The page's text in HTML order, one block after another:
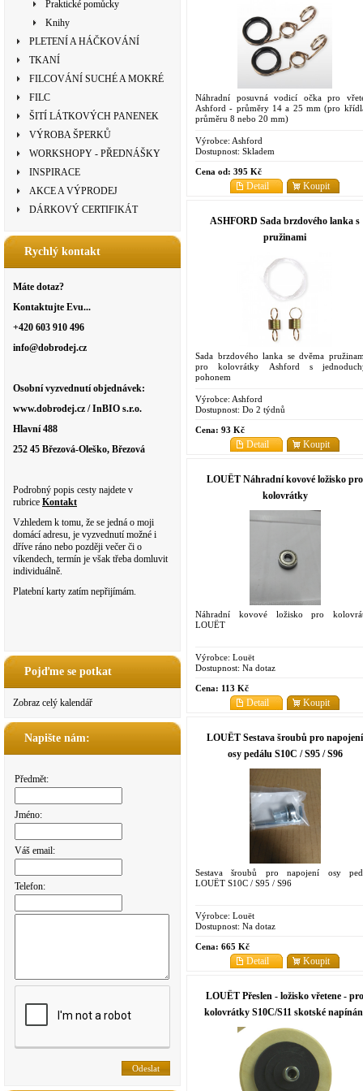
Praktické pomůcky
Knihy
PLETENÍ A HÁČKOVÁNÍ
TKANÍ
FILCOVÁNÍ SUCHÉ A MOKRÉ
FILC
ŠITÍ LÁTKOVÝCH PANENEK
VÝROBA ŠPERKŮ
WORKSHOPY - PŘEDNÁŠKY
INSPIRACE
AKCE A VÝPRODEJ
DÁRKOVÝ CERTIFIKÁT
Rychlý kontakt
Máte dotaz?
Kontaktujte Evu...
+420 603 910 496
info@dobrodej.cz
Osobní vyzvednutí objednávek:
www.dobrodej.cz / InBIO s.r.o.
Hlavní 488
252 45 Březová-Oleško, Březová
Podrobný popis cesty najdete v
rubrice Kontakt
Vzhledem k tomu, že se jedná o moji
domácí adresu, je vyzvednutí možné i
dříve ráno nebo později večer či o
víkendech, termín je však třeba domluvit
individuálně.
Platební karty zatím nepřijímám.
Pojďme se potkat
Zobraz celý kalendář
Napište nám:
Předmět:
Jméno:
Váš email:
Telefon:
Náhradní posuvná vodicí očka pro
Ashford - průměry 14 a 25 mm (pro
průměru 8 nebo 20 mm)
Výrobce: Ashford
Dostupnost: Skladem
Cena od: 395 Kč
Koupit
Detail
ASHFORD Sada brzdového lanka s
pružinami
Sada brzdového lanka se dvěma
pro kolovrátky Ashford s
pohonem
Výrobce: Ashford
Dostupnost: Do 2 týdnů
Cena: 93 Kč
Koupit
Detail
LOUËT Náhradní kovové ložisko pro
kolovrátky
Náhradní kovové ložisko pro
LOUËT
Výrobce: Louët
Dostupnost: Na dotaz
Cena: 113 Kč
Koupit
Detail
LOUËT Sestava šroubů pro napojení
osy pedálu S10C / S95 / S96
Sestava šroubů pro napojení osy
LOUËT S10C / S95 / S96
Výrobce: Louët
Dostupnost: Na dotaz
Cena: 665 Kč
Koupit
Detail
LOUËT Přeslen - ložisko vřetene - pro
kolovrátky S10C/S11 skotské